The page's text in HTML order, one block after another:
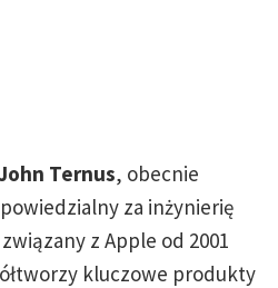
Ternus, obecnie
za inżynierię
z Apple od 2001
kluczowe produkty